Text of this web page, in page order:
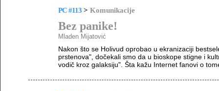
PC #113 > Komunikacije
Bez panike!
Mladen Mijatović
Nakon što se Holivud oprobao u ekranizaciji
prstenova", dočekali smo da u bioskope stigne i
vodič kroz galaksiju". Šta kažu Internet fanovi o